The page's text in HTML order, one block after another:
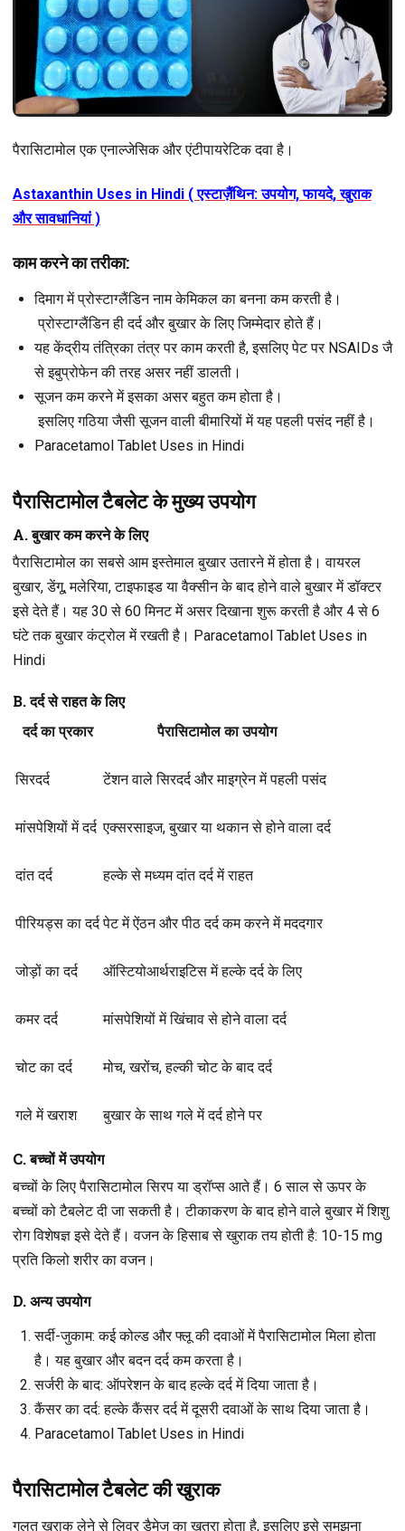
पैरासिटामोल एक एनाल्जेसिक और एंटीपायरेटिक दवा है।
Astaxanthin Uses in Hindi ( एस्टाज़ैंथिन: उपयोग, फायदे, खुराक
और सावधानियां )
काम करने का तरीका:
दिमाग में प्रोस्टाग्लैंडिन नाम केमिकल का बनना कम करती है।
प्रोस्टाग्लैंडिन ही दर्द और बुखार के लिए जिम्मेदार होते हैं।
यह केंद्रीय तंत्रिका तंत्र पर काम करती है, इसलिए पेट पर NSAIDs जै
से इबुप्रोफेन की तरह असर नहीं डालती।
सूजन कम करने में इसका असर बहुत कम होता है।
इसलिए गठिया जैसी सूजन वाली बीमारियों में यह पहली पसंद नहीं है।
Paracetamol Tablet Uses in Hindi
पैरासिटामोल टैबलेट के मुख्य उपयोग
A. बुखार कम करने के लिए
पैरासिटामोल का सबसे आम इस्तेमाल बुखार उतारने में होता है। वायरल
बुखार, डेंगू, मलेरिया, टाइफाइड या वैक्सीन के बाद होने वाले बुखार में डॉक्टर
इसे देते हैं। यह 30 से 60 मिनट में असर दिखाना शुरू करती है और 4 से 6
घंटे तक बुखार कंट्रोल में रखती है। Paracetamol Tablet Uses in
Hindi
B. दर्द से राहत के लिए
दर्द का प्रकार पैरासिटामोल का उपयोग
सिरदर्द टेंशन वाले सिरदर्द और माइग्रेन में पहली पसंद
मांसपेशियों में दर्द एक्सरसाइज, बुखार या थकान से होने वाला दर्द
दांत दर्द हल्के से मध्यम दांत दर्द में राहत
पीरियड्स का दर्द पेट में ऐंठन और पीठ दर्द कम करने में मददगार
जोड़ों का दर्द ऑस्टियोआर्थराइटिस में हल्के दर्द के लिए
कमर दर्द मांसपेशियों में खिंचाव से होने वाला दर्द
चोट का दर्द मोच, खरोंच, हल्की चोट के बाद दर्द
गले में खराश बुखार के साथ गले में दर्द होने पर
C. बच्चों में उपयोग
बच्चों के लिए पैरासिटामोल सिरप या ड्रॉप्स आते हैं। 6 साल से ऊपर के
बच्चों को टैबलेट दी जा सकती है। टीकाकरण के बाद होने वाले बुखार में शिशु
रोग विशेषज्ञ इसे देते हैं। वजन के हिसाब से खुराक तय होती है: 10-15 mg
प्रति किलो शरीर का वजन।
D. अन्य उपयोग
सर्दी-जुकाम: कई कोल्ड और फ्लू की दवाओं में पैरासिटामोल मिला होता
है। यह बुखार और बदन दर्द कम करता है।
सर्जरी के बाद: ऑपरेशन के बाद हल्के दर्द में दिया जाता है।
कैंसर का दर्द: हल्के कैंसर दर्द में दूसरी दवाओं के साथ दिया जाता है।
Paracetamol Tablet Uses in Hindi
पैरासिटामोल टैबलेट की खुराक
गलत खुराक लेने से लिवर डैमेज का खतरा होता है, इसलिए इसे समझना